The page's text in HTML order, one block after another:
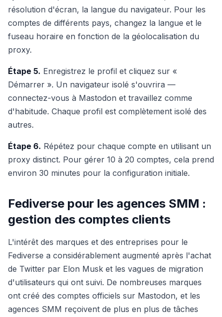
résolution d'écran, la langue du navigateur. Pour les
comptes de différents pays, changez la langue et le
fuseau horaire en fonction de la géolocalisation du
proxy.
Étape 5. Enregistrez le profil et cliquez sur «
Démarrer ». Un navigateur isolé s'ouvrira —
connectez-vous à Mastodon et travaillez comme
d'habitude. Chaque profil est complètement isolé des
autres.
Étape 6. Répétez pour chaque compte en utilisant un
proxy distinct. Pour gérer 10 à 20 comptes, cela prend
environ 30 minutes pour la configuration initiale.
Fediverse pour les agences SMM :
gestion des comptes clients
L'intérêt des marques et des entreprises pour le
Fediverse a considérablement augmenté après l'achat
de Twitter par Elon Musk et les vagues de migration
d'utilisateurs qui ont suivi. De nombreuses marques
ont créé des comptes officiels sur Mastodon, et les
agences SMM reçoivent de plus en plus de tâches